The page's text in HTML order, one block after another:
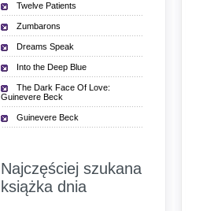
Twelve Patients
Zumbarons
Dreams Speak
Into the Deep Blue
The Dark Face Of Love:
Guinevere Beck
Guinevere Beck
Najczęściej szukana
książka dnia